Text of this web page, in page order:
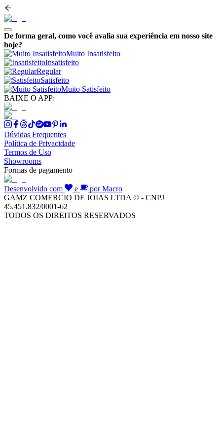
De forma geral, como você avalia sua experiência em nosso site
hoje?
Muito Insatisfeito
Insatisfeito
Regular
Satisfeito
Muito Satisfeito
BAIXE O APP:
Dúvidas Frequentes
Política de Privacidade
Termos de Uso
Showrooms
Formas de pagamento
Desenvolvido com e
por Macro
GAMZ COMERCIO DE JOIAS LTDA © - CNPJ
45.451.832/0001-62
TODOS OS DIREITOS RESERVADOS